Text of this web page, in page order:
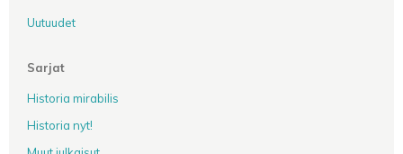
Uutuudet
Sarjat
Historia mirabilis
Historia nyt!